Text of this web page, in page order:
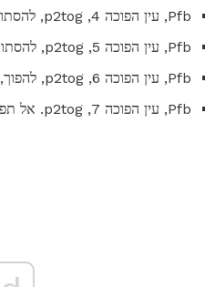
Pfb, עין הפוכה 4, p2tog, להסתובב, לסרוג 7, להסתובב.
Pfb, עין הפוכה 5, p2tog, להסתובב, לסרוג 8, להסתובב.
Pfb, עין הפוכה 6, p2tog, להפוך, לסרוג 9, להסתובב.
Pfb, עין הפוכה 7, p2tog. אל תפנה. כל 10 התפרים כבר עובד.